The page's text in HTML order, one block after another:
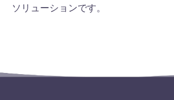
ソリューションです。